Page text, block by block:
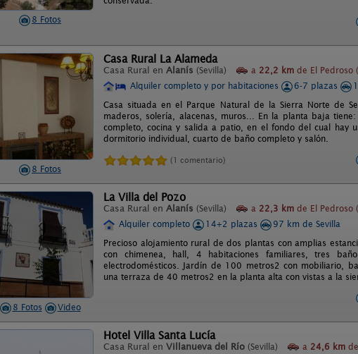
8 Fotos
8 Fotos
Casa Rural La Alameda
Casa Rural en Alanís (Sevilla) a 22,2 km de El Pedroso
Alquiler completo y por habitaciones
6-7 plazas
Casa situada en el Parque Natural de la Sierra Norte de
maderos, solería, alacenas, muros... En la planta baja
completo, cocina y salida a patio, en el fondo del cual hay
dormitorio individual, cuarto de baño completo y salón.
(1 comentario)
8 Fotos Video
La Villa del Pozo
Casa Rural en Alanís (Sevilla) a 22,3 km de El Pedroso
Alquiler completo
14+2 plazas
97 km de Sevilla
Precioso alojamiento rural de dos plantas con amplias
con chimenea, hall, 4 habitaciones familiares, tres
electrodomésticos. Jardín de 100 metros2 con mobiliario,
una terraza de 40 metros2 en la planta alta con vistas a la
Hotel Villa Santa Lucía
Casa Rural en Villanueva del Río (Sevilla) a 24,6 km